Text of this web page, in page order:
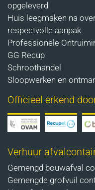
opgeleverd
Huis leegmaken na
respectvolle aanpak
Professionele
GG Recup
Schroothandel
Sloopwerken en
Officieel erkend
Verhuur
Gemengd bouwafval
Gemengde grofvuil